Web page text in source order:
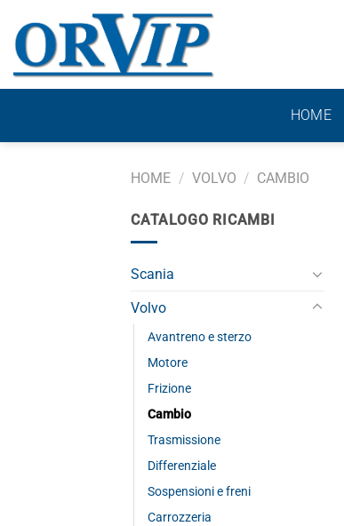
contenuti
HOME
HOME / VOLVO / CAMBIO
CATALOGO RICAMBI
Scania
Volvo
Avantreno e sterzo
Motore
Frizione
Cambio
Trasmissione
Differenziale
Sospensioni e freni
Carrozzeria